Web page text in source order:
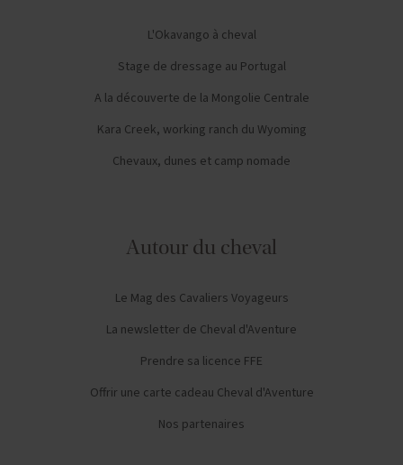
L'Okavango à cheval
Stage de dressage au Portugal
A la découverte de la Mongolie Centrale
Kara Creek, working ranch du Wyoming
Chevaux, dunes et camp nomade
Autour du cheval
Le Mag des Cavaliers Voyageurs
La newsletter de Cheval d'Aventure
Prendre sa licence FFE
Offrir une carte cadeau Cheval d'Aventure
Nos partenaires